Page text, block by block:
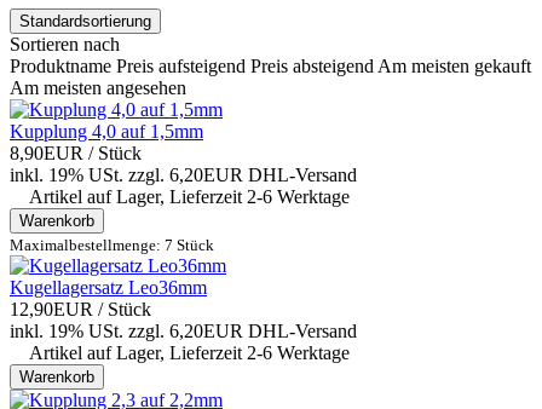
Standardsortierung
Sortieren nach
Produktname Preis aufsteigend Preis absteigend Am meisten gekauft
Am meisten angesehen
Kupplung 4,0 auf 1,5mm
8,90EUR / Stück
inkl. 19% USt. zzgl. 6,20EUR DHL-Versand
Artikel auf Lager, Lieferzeit 2-6 Werktage
Warenkorb
Maximalbestellmenge: 7 Stück
Kugellagersatz Leo36mm
12,90EUR / Stück
inkl. 19% USt. zzgl. 6,20EUR DHL-Versand
Artikel auf Lager, Lieferzeit 2-6 Werktage
Warenkorb